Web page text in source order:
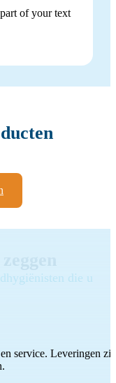
of your text
die u
service. Leveringen